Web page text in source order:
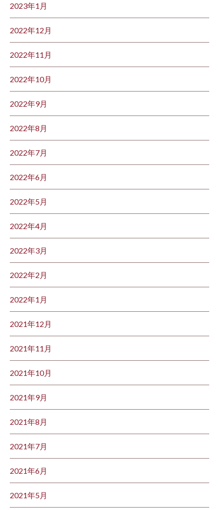
2023年1月
2022年12月
2022年11月
2022年10月
2022年9月
2022年8月
2022年7月
2022年6月
2022年5月
2022年4月
2022年3月
2022年2月
2022年1月
2021年12月
2021年11月
2021年10月
2021年9月
2021年8月
2021年7月
2021年6月
2021年5月